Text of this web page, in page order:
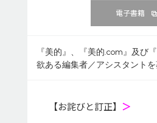
電子書籍
『美的』、『美的.com』及び
欲ある編集者／アシスタント
【お詫びと訂正】 ＞